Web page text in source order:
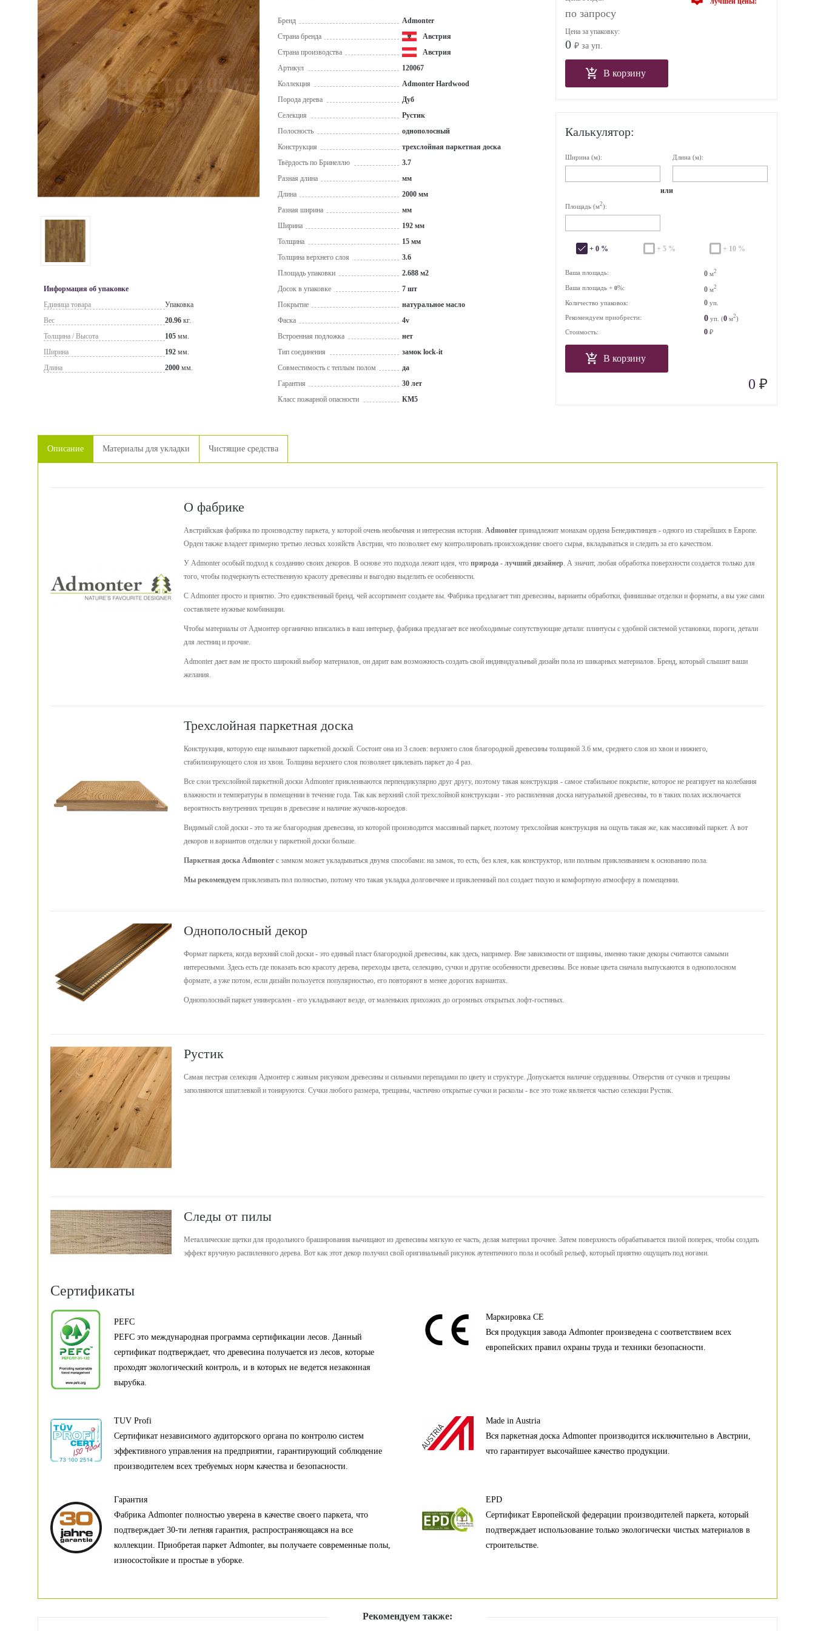
Информация об упаковке
Единица товара
Упаковка
Вес
20.96 кг.
Толщина / Высота
105 мм.
Ширина
192 мм.
Длина
2000 мм.
Бренд
Admonter
Страна бренда
Австрия
Страна производства
Австрия
Артикул
120067
Коллекция
Admonter Hardwood
Порода дерева
Дуб
Селекция
Рустик
Полосность
однополосный
Конструкция
трехслойная паркетная доска
Твёрдость по Бринеллю
3.7
Разная длина
мм
Длина
2000 мм
Разная ширина
мм
Ширина
192 мм
Толщина
15 мм
Толщина верхнего слоя
3.6
Площадь упаковки
2.688 м2
Досок в упаковке
7 шт
Покрытие
натуральное масло
Фаска
4v
Встроенная подложка
нет
Тип соединения
замок lock-it
Совместимость с теплым полом
да
Гарантия
30 лет
Класс пожарной опасности
КМ5
по запросу
Цена за упаковку:
0 ₽ за уп.
В корзину
Калькулятор:
Ширина (м): Длина (м):
или
Площадь (м2):
+ 0 % + 5 % + 10 %
Ваша площадь: 0 м2
Ваша площадь + 0%: 0 м2
Количество упаковок: 0 уп.
Рекомендуем приобрести:
0 уп. (0 м2)
Стоимость:
0 ₽
В корзину
0 ₽
Описание Материалы для укладки Чистящие средства
О фабрике
Австрийская фабрика по производству паркета, у которой очень необычная и интересная история. Admonter принадлежит монахам ордена Бенедиктинцев - одного из старейших в Европе.
Орден также владеет примерно третью лесных хозяйств Австрии, что позволяет ему контролировать происхождение своего сырья, вкладываться и следить за его качеством.
У Admonter особый подход к созданию своих декоров. В основе это подхода лежит идея, что природа - лучший дизайнер. А значит, любая обработка поверхности создается только для
того, чтобы подчеркнуть естественную красоту древесины и выгодно выделить ее особенности.
С Admonter просто и приятно. Это единственный бренд, чей ассортимент создаете вы. Фабрика предлагает тип древесины, варианты обработки, финишные отделки и форматы, а вы уже сами
составляете нужные комбинации.
Чтобы материалы от Адмонтер органично вписались в ваш интерьер, фабрика предлагает все необходимые сопутствующие детали: плинтусы с удобной системой установки, пороги, детали
для лестниц и прочие.
Admonter дает вам не просто широкий выбор материалов, он дарит вам возможность создать свой индивидуальный дизайн пола из шикарных материалов. Бренд, который слышит ваши
желания.
Трехслойная паркетная доска
Конструкция, которую еще называют паркетной доской. Состоит она из 3 слоев: верхнего слоя благородной древесины толщиной 3.6 мм, среднего слоя из хвои и нижнего,
стабилизирующего слоя из хвои. Толщина верхнего слоя позволяет циклевать паркет до 4 раз.
Все слои трехслойной паркетной доски Admonter приклеиваются перпендикулярно друг другу, поэтому такая конструкция - самое стабильное покрытие, которое не реагирует на колебания
влажности и температуры в помещении в течение года. Так как верхний слой трехслойной конструкции - это распиленная доска натуральной древесины, то в таких полах исключается
вероятность внутренних трещин в древесине и наличие жучков-короедов.
Видимый слой доски - это та же благородная древесина, из которой производится массивный паркет, поэтому трехслойная конструкция на ощупь такая же, как массивный паркет. А вот
декоров и вариантов отделки у паркетной доски больше.
Паркетная доска Admonter с замком может укладываться двумя способами: на замок, то есть, без клея, как конструктор, или полным приклеиванием к основанию пола.
Мы рекомендуем приклеивать пол полностью, потому что такая укладка долговечнее и приклеенный пол создает тихую и комфортную атмосферу в помещении.
Однополосный декор
Формат паркета, когда верхний слой доски - это единый пласт благородной древесины, как здесь, например. Вне зависимости от ширины, именно такие декоры считаются самыми
интересными. Здесь есть где показать всю красоту дерева, переходы цвета, селекцию, сучки и другие особенности древесины. Все новые цвета сначала выпускаются в однополосном
формате, а уже потом, если дизайн пользуется популярностью, его повторяют в менее дорогих вариантах.
Однополосный паркет универсален - его укладывают везде, от маленьких прихожих до огромных открытых лофт-гостиных.
Рустик
Самая пестрая селекция Адмонтер с живым рисунком древесины и сильными перепадами по цвету и структуре. Допускается наличие сердцевины. Отверстия от сучков и трещины
заполняются шпатлевкой и тонируются. Сучки любого размера, трещины, частично открытые сучки и расколы - все это тоже является частью селекции Рустик.
Следы от пилы
Металлические щетки для продольного браширования вычищают из древесины мягкую ее часть, делая материал прочнее. Затем поверхность обрабатывается пилой поперек, чтобы создать
эффект вручную распиленного дерева. Вот как этот декор получил свой оригинальный рисунок аутентичного пола и особый рельеф, который приятно ощущать под ногами.
Сертификаты
Маркировка CE
Вся продукция завода Admonter произведена с соответствием всех
европейских правил охраны труда и техники безопасности.
PEFC
PEFC это международная программа сертификации лесов. Данный
сертификат подтверждает, что древесина получается из лесов, которые
проходят экологический контроль, и в которых не ведется незаконная
вырубка.
TUV Profi
Сертификат независимого аудиторского органа по контролю систем
эффективного управления на предприятии, гарантирующий соблюдение
производителем всех требуемых норм качества и безопасности.
Made in Austria
Вся паркетная доска Admonter производится исключительно в Австрии,
что гарантирует высочайшее качество продукции.
EPD
Сертификат Европейской федерации производителей паркета, который
подтверждает использование только экологически чистых материалов в
строительстве.
Гарантия
Фабрика Admonter полностью уверена в качестве своего паркета, что
подтверждает 30-ти летняя гарантия, распространяющаяся на все
коллекции. Приобретая паркет Admonter, вы получаете современные полы,
износостойкие и простые в уборке.
Рекомендуем также: